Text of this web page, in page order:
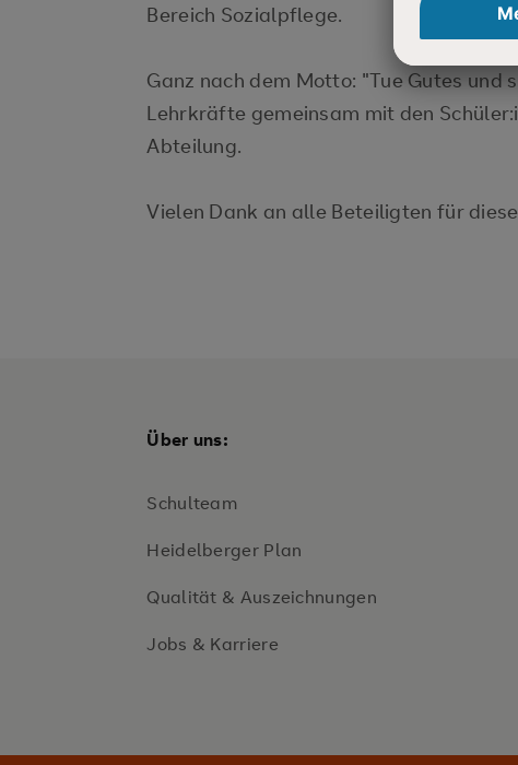
Bereich Sozialpflege.
Ganz nach dem Motto: "Tue Gutes und
Lehrkräfte gemeinsam mit den
Abteilung.
Vielen Dank an alle Beteiligten für
Über uns:
Schulteam
Heidelberger Plan
Qualität & Auszeichnungen
Jobs & Karriere